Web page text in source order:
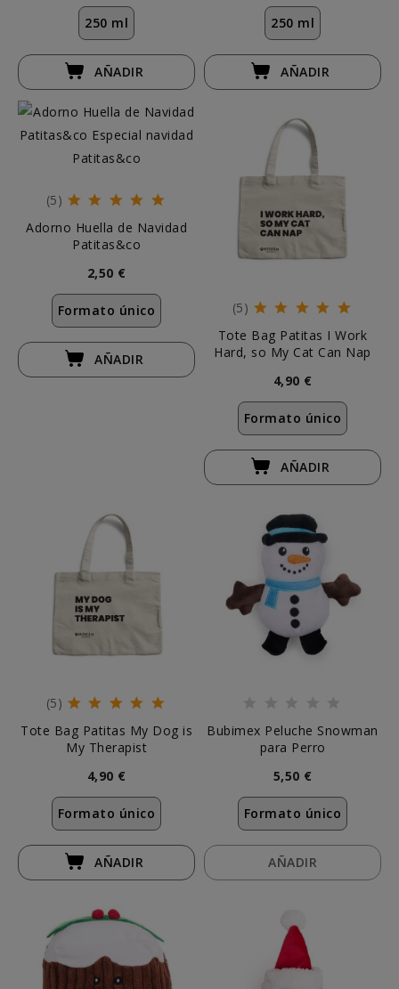
250 ml
AÑADIR
250 ml
AÑADIR
(5)
Adorno Huella de Navidad
Patitas&co
2,50 €
Formato único
AÑADIR
(5)
Tote Bag Patitas I Work
Hard, so My Cat Can Nap
4,90 €
Formato único
AÑADIR
(5)
Tote Bag Patitas My Dog is
My Therapist
4,90 €
Formato único
AÑADIR
Bubimex Peluche Snowman
para Perro
5,50 €
Formato único
AÑADIR